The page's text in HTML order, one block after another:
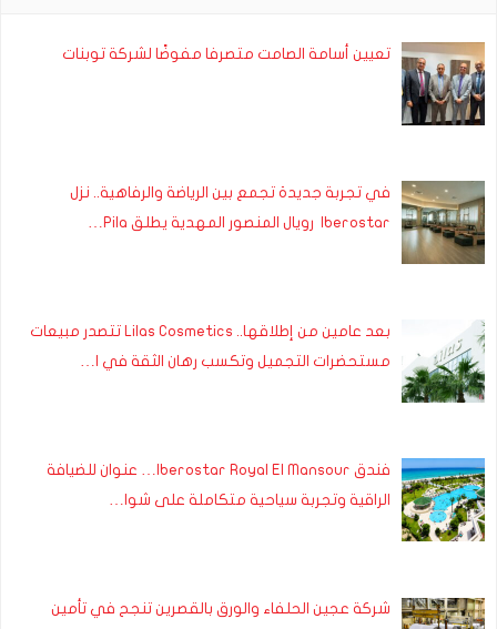
تعيين أسامة الصامت متصرفا مفوضًا لشركة توبنات
في تجربة جديدة تجمع بين الرياضة والرفاهية.. نزل
Iberostar رويال المنصور المهدية يطلق Pila…
بعد عامين من إطلاقها.. Lilas Cosmetics تتصدر مبيعات
مستحضرات التجميل وتكسب رهان الثقة في ا…
فندق Iberostar Royal El Mansour… عنوان للضيافة
الراقية وتجربة سياحية متكاملة على شوا…
شركة عجين الحلفاء والورق بالقصرين تنجح في تأمين